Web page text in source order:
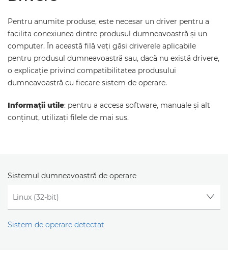
Pentru anumite produse, este necesar un driver pentru a
facilita conexiunea dintre produsul dumneavoastră şi un
computer. În această filă veţi găsi driverele aplicabile
pentru produsul dumneavoastră sau, dacă nu există drivere,
o explicaţie privind compatibilitatea produsului
dumneavoastră cu fiecare sistem de operare.
Informaţii utile: pentru a accesa software, manuale şi alt
conţinut, utilizaţi filele de mai sus.
Sistemul dumneavoastră de operare
Sistem de operare detectat